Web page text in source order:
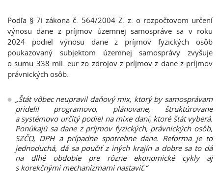
Podľa § 7i zákona č. 564/2004 Z. z. o rozpočtovom určení
výnosu dane z príjmov územnej samospráve sa v roku
2024 podiel výnosu dane z príjmov fyzických osôb
poukazovaný subjektom územnej samosprávy zvyšuje
o sumu 338 mil. eur zo zdrojov z príjmov z dane z príjmov
právnických osôb.
„Štát vôbec neupravil daňový mix, ktorý by samosprávam
pridelil programovo, plánovane, štruktúrovane
a systémovo určitý podiel na mixe daní, ktoré štát vyberá.
Ponúkajú sa dane z príjmov fyzických, právnických osôb,
SZČO, DPH a prípadne spotrebne dane. Reforma je to
jednoduchá, dá sa poučiť z iných krajín a dobre sa to dá
na dlhé obdobie pre rôzne ekonomické cykly aj
s korekčnými mechanizmami nastaviť.“